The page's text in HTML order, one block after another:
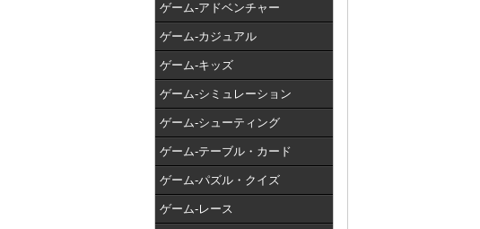
ゲーム-アドベンチャー
ゲーム-カジュアル
ゲーム-キッズ
ゲーム-シミュレーション
ゲーム-シューティング
ゲーム-テーブル・カード
ゲーム-パズル・クイズ
ゲーム-レース